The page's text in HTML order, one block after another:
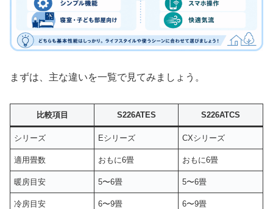
まずは、主な違いを一覧で見てみましょう。
比較項目 S226ATES S226ATCS
シリーズ Eシリーズ CXシリーズ
適用畳数 おもに6畳 おもに6畳
暖房目安 5〜6畳 5〜6畳
冷房目安 6〜9畳 6〜9畳